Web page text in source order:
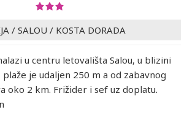
/ SALOU / KOSTA DORADA
u centru letovališta Salou, u blizini
je udaljen 250 m a od zabavnog
oko 2 km. Frižider i sef uz doplatu.